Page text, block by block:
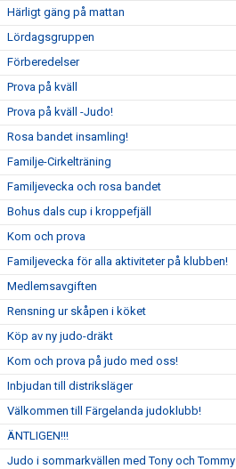
Härligt gäng på mattan
Lördagsgruppen
Förberedelser
Prova på kväll
Prova på kväll -Judo!
Rosa bandet insamling!
Familje-Cirkelträning
Familjevecka och rosa bandet
Bohus dals cup i kroppefjäll
Kom och prova
Familjevecka för alla aktiviteter på klubben!
Medlemsavgiften
Rensning ur skåpen i köket
Köp av ny judo-dräkt
Kom och prova på judo med oss!
Inbjudan till distriksläger
Välkommen till Färgelanda judoklubb!
ÄNTLIGEN!!!
Judo i sommarkvällen med Tony och Tommy